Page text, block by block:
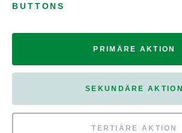
BUTTONS
PRIMÄRE AKTION
SEKUNDÄRE AKTION
TERTIÄRE AKTION